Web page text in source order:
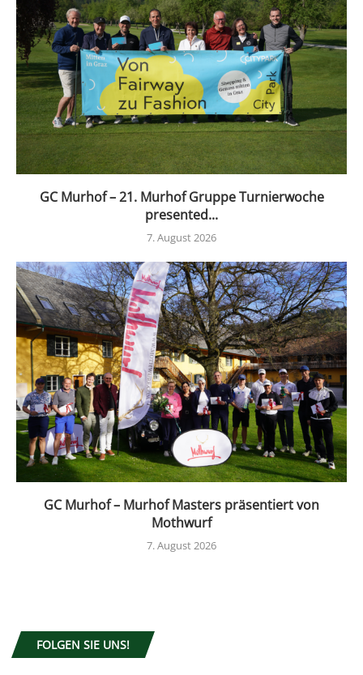
GC Murhof – 21. Murhof Gruppe Turnierwoche
presented...
7. August 2026
GC Murhof – Murhof Masters präsentiert von
Mothwurf
7. August 2026
FOLGEN SIE UNS!